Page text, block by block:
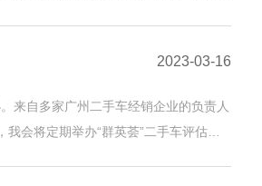
2023-03-16
来自多家广州二手车经销企业的负责人
会将定期举办“群英荟”二手车评估师